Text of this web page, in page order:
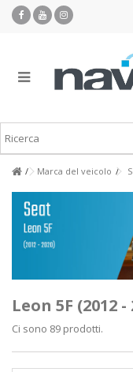
Marca del veicolo
Leon 5F (2012 -
Ci sono 89 prodotti.